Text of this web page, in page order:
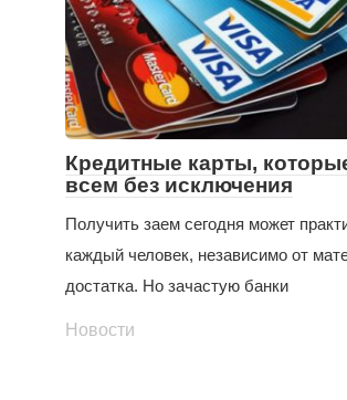
Кредитные карты,
всем без исключения
Получить заем сегодня может
каждый человек, независимо от
достатка. Но зачастую банки
Новости